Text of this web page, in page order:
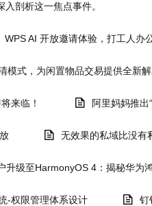
剖析这一焦点事件。
WPS AI 开放邀请体验，打工人办
模式，为闲置物品交易提供全新
来临！ 阿里妈妈推出
无效果的私域比没有
升级至HarmonyOS 4：揭秘华为
-权限管理体系设计 钉